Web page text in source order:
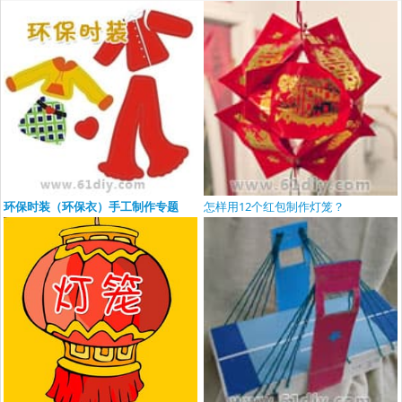
环保时装（环保衣）手工制作专题 怎样用12个红包制作灯笼？